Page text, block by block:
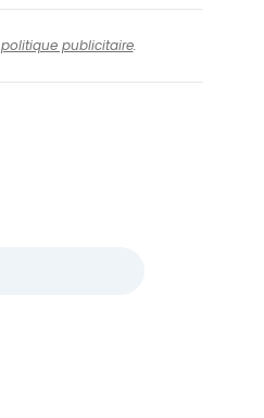
politique publicitaire.